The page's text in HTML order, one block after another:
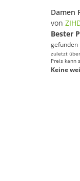
von
Bester
gefunden
zuletzt
Preis kann
Keine